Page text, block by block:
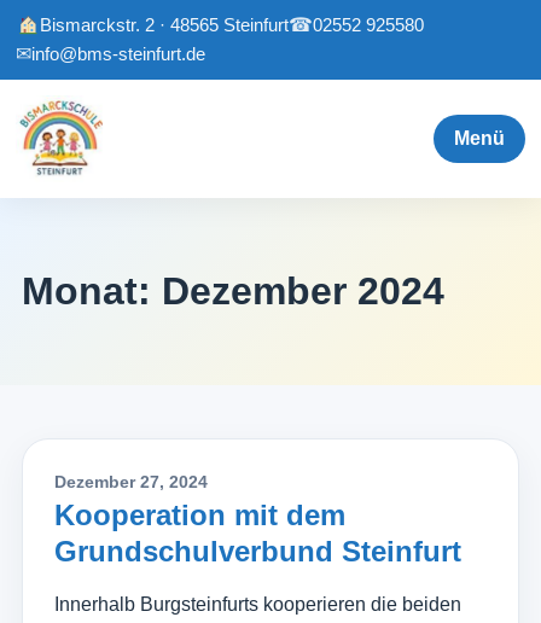
Bismarckstr. 2 · 48565 Steinfurt☎02552 925580
✉info@bms-steinfurt.de
Menü
Monat: Dezember 2024
Dezember 27, 2024
Kooperation mit dem
Grundschulverbund Steinfurt
Innerhalb Burgsteinfurts kooperieren die beiden